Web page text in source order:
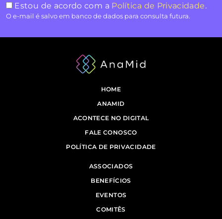
Estou de acordo com a Política de Privacidade.
O e-mail é salvo em banco de dados para consulta futura.
HOME
ANAMID
ACONTECE NO DIGITAL
FALE CONOSCO
POLÍTICA DE PRIVACIDADE
ASSOCIADOS
BENEFÍCIOS
EVENTOS
COMITÊS